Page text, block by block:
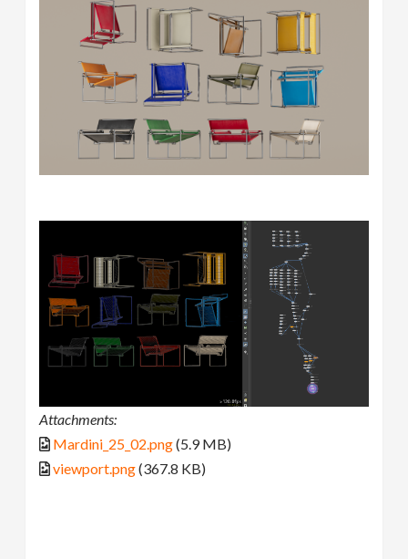
Attachments:
Mardini_25_02.png(5.9 MB)
viewport.png(367.8 KB)